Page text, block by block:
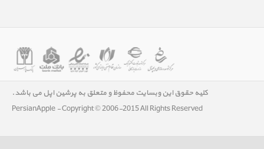
کلیه حقوق این وبسایت محفوظ و متعلق به پرشین اپل می باشد.
PersianApple - Copyright © 2006-2015 All Rights Reserved